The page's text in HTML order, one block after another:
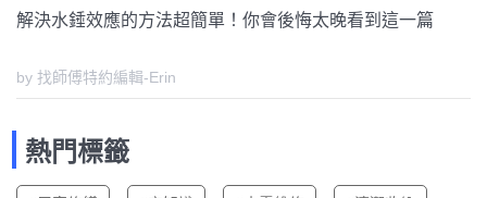
解決水錘效應的方法超簡單！你會後悔太晚看到這一篇
by 找師傅特約編輯-Erin
熱門標籤